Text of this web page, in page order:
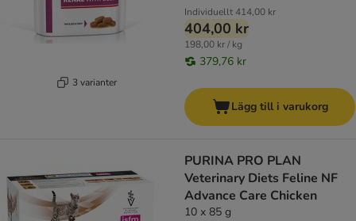
3 varianter
Individuellt414,00 kr
404,00 kr
198,00 kr / kg
379,76 kr
Lägg till i varukorg
PURINA PRO PLAN
Veterinary Diets Feline NF
Advance Care Chicken
10 x 85 g